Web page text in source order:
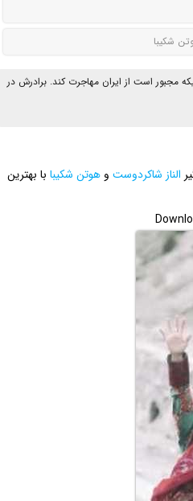
شکیبا
مجبور است از ایران مهاجرت کند. برادرش در
الناز شاکردوست وهوتن شکیبا با بهترین